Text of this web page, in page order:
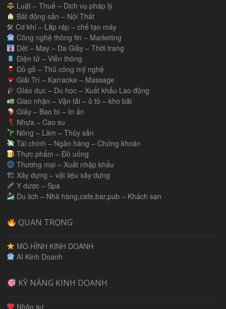
Luật – Thuế – Dịch vụ pháp lý
Bất động sản – Nội Thất
🛠 Cơ khí – Lắp ráp – chế tạo máy
Công nghệ thông tin – Marketing
Dệt – May – Da Giầy – Thời trang
Điện tử – Viễn thông
Đồ gỗ – Thủ công mỹ nghệ
Giải Trí – Karraoke – Massage
GIáo dục – Du học – Xuất khẩu Lao động
Giao nhận – Vận tải – ô tô – kho bãi
Giấy – Bao bì – In ấn
Nhựa – Cao su
Nông – Lâm – Thủy sản
Tài chính – Ngân hàng – Chứng khoán
Thực phẩm – Đồ uống
Thương mại – Xuất nhập khẩu
🏗 Xây dựng – vật liệu xây dựng
Y dược – Spa
Du lịch – Nhà hàng,cafe,bar,pub – Khách sạn
QUAN TRỌNG
MÔ HÌNH KINH DOANH
AI Kinh Doanh
KỸ NĂNG KINH DOANH
Nhân sự